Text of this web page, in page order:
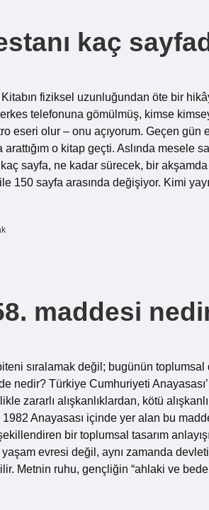
kaç
Kitabın fiziksel uzunluğundan öte bir
telefonuna gömülmüş, kimse
eseri olur – onu açıyorum. Geçen gün
o kitap geçti. Aslında mesele
sayfa, ne kadar sürecek, bir akşamda
150 sayfa arasında değişiyor. Kimi
maddesi
sıralamak değil; bugünün
nedir? Türkiye Cumhuriyeti
zararlı alışkanlıklardan, kötü
Anayasası içinde yer alan bu
bir toplumsal tasarım
yaşam evresi değil, aynı zamanda
Metnin ruhu, gençliğin “ahlaki ve